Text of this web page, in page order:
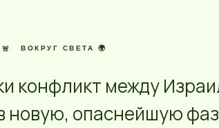
ВОКРУГ СВЕТА 🌍
конфликт между
новую, опаснейшую